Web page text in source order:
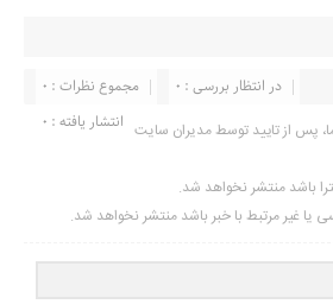
مجموع نظرات : 0
در انتظار بررسی : 0
انتشار یافته : 0 پس از تایید توسط مدیران سایت
باشد منتشر نخواهد شد.
یا غیر مرتبط با خبر باشد منتشر نخواهد شد.